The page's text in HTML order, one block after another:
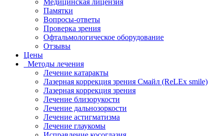
Медицинская лицензия
Памятки
Вопросы-ответы
Проверка зрения
Офтальмологическое оборудование
Отзывы
Цены
Методы лечения
Лечение катаракты
Лазерная коррекция зрения Смайл (ReLEx smile)
Лазерная коррекция зрения
Лечение близорукости
Лечение дальнозоркости
Лечение астигматизма
Лечение глаукомы